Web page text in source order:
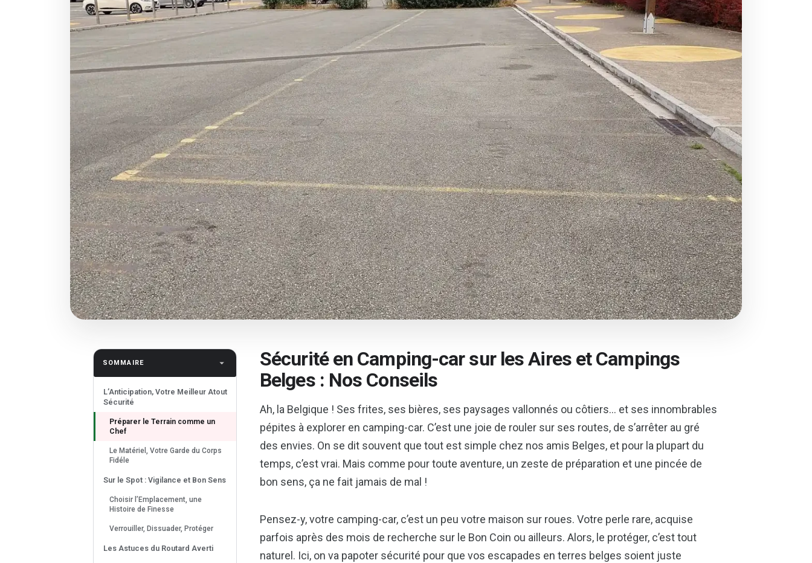
SOMMAIRE
L’Anticipation, Votre Meilleur Atout
Sécurité
Préparer le Terrain comme un
Chef
Le Matériel, Votre Garde du Corps
Fidéle
Sur le Spot : Vigilance et Bon Sens
Choisir l’Emplacement, une
Histoire de Finesse
Verrouiller, Dissuader, Protéger
Les Astuces du Routard Averti
Sécurité en Camping-car sur les Aires et Campings
Belges : Nos Conseils
Ah, la Belgique ! Ses frites, ses bières, ses paysages vallonnés ou côtiers… et ses innombrables
pépites à explorer en camping-car. C’est une joie de rouler sur ses routes, de s’arrêter au gré
des envies. On se dit souvent que tout est simple chez nos amis Belges, et pour la plupart du
temps, c’est vrai. Mais comme pour toute aventure, un zeste de préparation et une pincée de
bon sens, ça ne fait jamais de mal !
Pensez-y, votre camping-car, c’est un peu votre maison sur roues. Votre perle rare, acquise
parfois après des mois de recherche sur le Bon Coin ou ailleurs. Alors, le protéger, c’est tout
naturel. Ici, on va papoter sécurité pour que vos escapades en terres belges soient juste